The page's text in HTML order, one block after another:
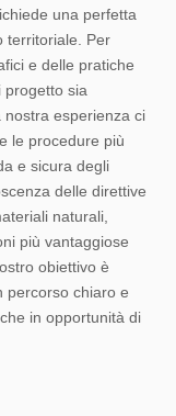
una perfetta
territoriale. Per
e delle pratiche
progetto sia
esperienza ci
le procedure più
e sicura degli
delle direttive
naturali,
più vantaggiose
obiettivo è
percorso chiaro e
in opportunità di